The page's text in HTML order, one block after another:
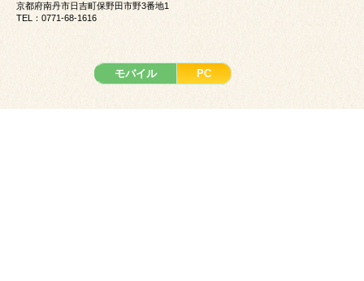
京都府南丹市日吉町保野田市野3番地1
TEL：0771-68-1616
モバイル PC